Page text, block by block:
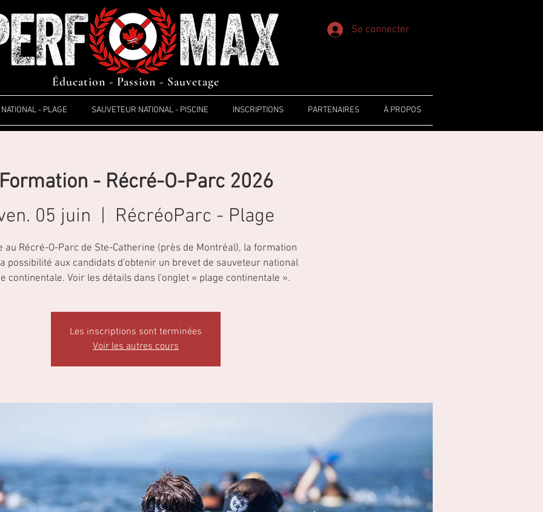
Se connecter
Éducation - Passion - Sauvetage
- PLAGE SAUVETEUR NATIONAL - PISCINE INSCRIPTIONS PARTENAIRES À PROPOS
- Récré-O-Parc 2026
05 juin RécréoParc - Plage
au Récré-O-Parc de Ste-Catherine (près de Montréal), la formation
possibilité aux candidats d'obtenir un brevet de sauveteur national
continentale. Voir les détails dans l'onglet « plage continentale ».
Les inscriptions sont terminées
Voir les autres cours